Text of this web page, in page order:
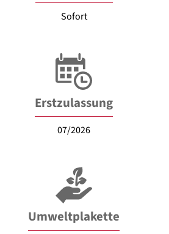
Sofort
Erstzulassung
07/2026
Umweltplakette